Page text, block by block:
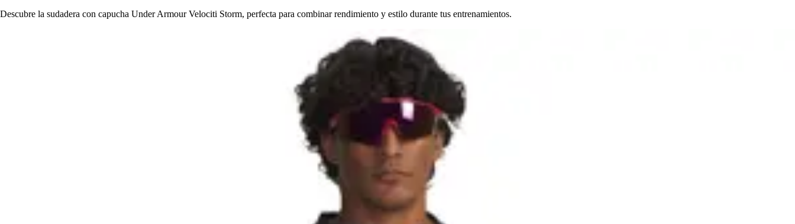
Descubre la sudadera con capucha Under Armour Velociti Storm, perfecta para combinar rendimiento y estilo durante tus entrenamientos.